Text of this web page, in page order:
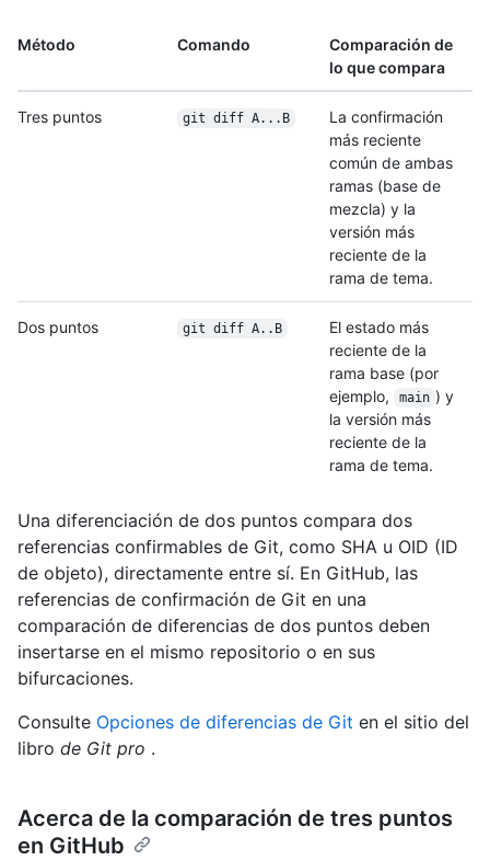
Método Comando
Comparación de
lo que compara
Tres puntos git diff A...B
La confirmación
más reciente
común de ambas
ramas (base de
mezcla) y la
versión más
reciente de la
rama de tema.
Dos puntos git diff A..B
El estado más
reciente de la
rama base (por
ejemplo,
main ) y
la versión más
reciente de la
rama de tema.
Una diferenciación de dos puntos compara dos
referencias confirmables de Git, como SHA u OID (ID
de objeto), directamente entre sí. En GitHub, las
referencias de confirmación de Git en una
comparación de diferencias de dos puntos deben
insertarse en el mismo repositorio o en sus
bifurcaciones.
Consulte Opciones de diferencias de Git en el sitio del
libro de Git pro .
Acerca de la comparación de tres puntos
en GitHub